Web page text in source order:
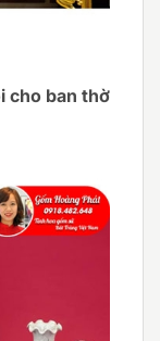
cho ban thờ